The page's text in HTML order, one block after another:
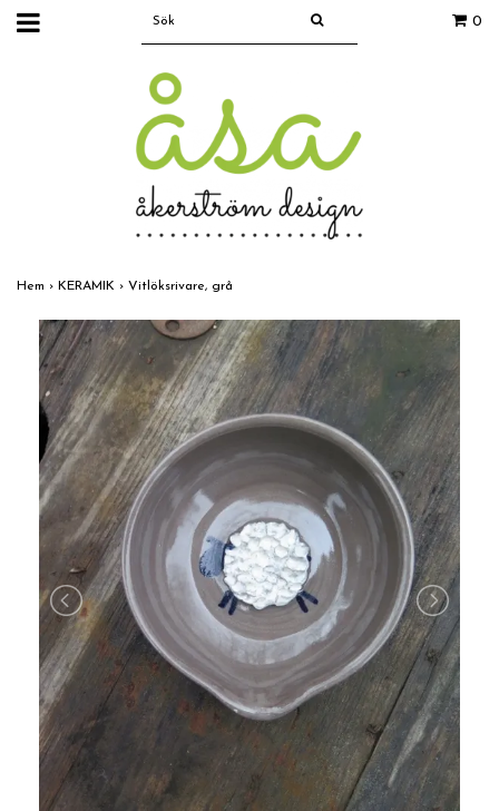
0
Hem › KERAMIK › Vitlöksrivare, grå